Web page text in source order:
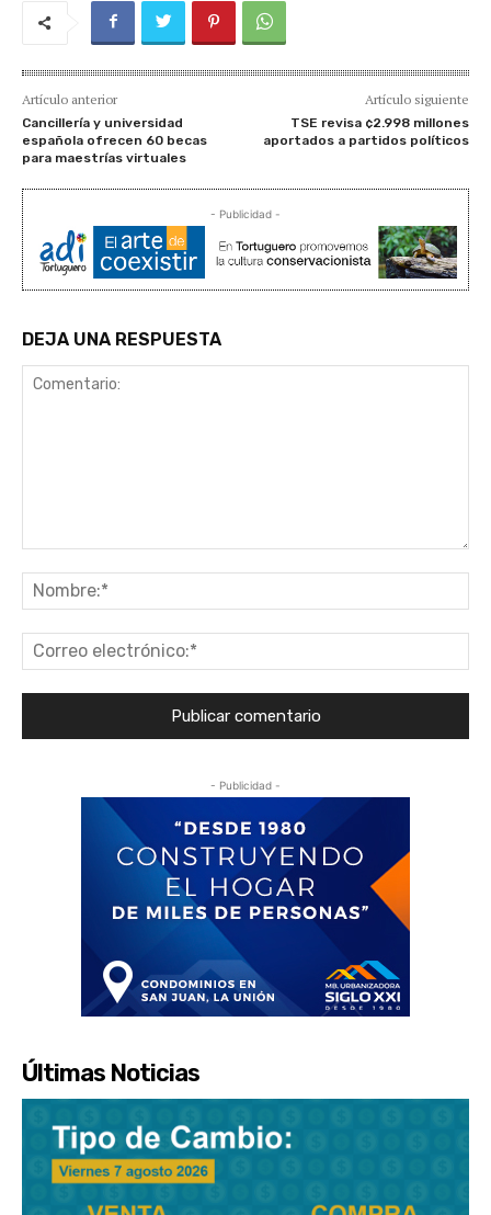
Artículo anterior
Cancillería y universidad
española ofrecen 60 becas
para maestrías virtuales
Artículo siguiente
TSE revisa ¢2.998 millones
aportados a partidos políticos
- Publicidad -
DEJA UNA RESPUESTA
- Publicidad -
Últimas Noticias